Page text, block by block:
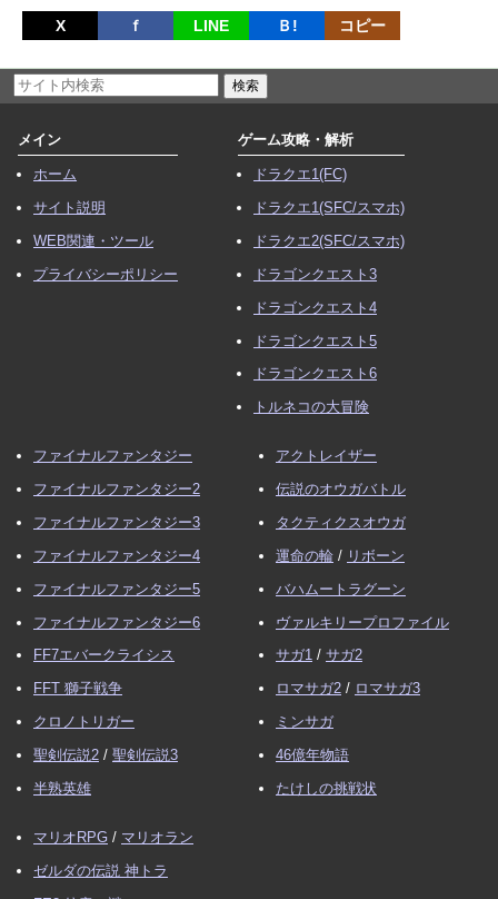
X ｆ LINE Ｂ! コピー
メイン
ホーム
サイト説明
WEB関連・ツール
プライバシーポリシー
ゲーム攻略・解析
ドラクエ1(FC)
ドラクエ1(SFC/スマホ)
ドラクエ2(SFC/スマホ)
ドラゴンクエスト3
ドラゴンクエスト4
ドラゴンクエスト5
ドラゴンクエスト6
トルネコの大冒険
ファイナルファンタジー
ファイナルファンタジー2
ファイナルファンタジー3
ファイナルファンタジー4
ファイナルファンタジー5
ファイナルファンタジー6
FF7エバークライシス
FFT 獅子戦争
クロノトリガー
聖剣伝説2 / 聖剣伝説3
半熟英雄
アクトレイザー
伝説のオウガバトル
タクティクスオウガ
運命の輪 / リボーン
バハムートラグーン
ヴァルキリープロファイル
サガ1 / サガ2
ロマサガ2 / ロマサガ3
ミンサガ
46億年物語
たけしの挑戦状
マリオRPG / マリオラン
ゼルダの伝説 神トラ